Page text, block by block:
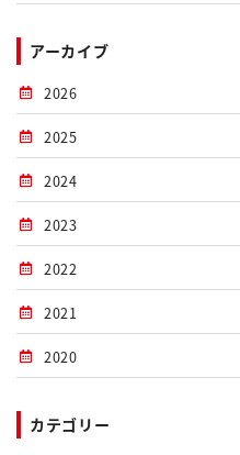
アーカイブ
2026
2025
2024
2023
2022
2021
2020
カテゴリー